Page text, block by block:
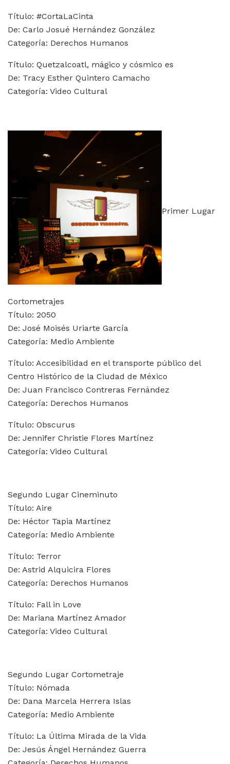
Título: #CortaLaCinta
De: Carlo Josué Hernández González
Categoría: Derechos Humanos
Título: Quetzalcoatl, mágico y cósmico es
De: Tracy Esther Quintero Camacho
Categoría: Video Cultural
Primer Lugar
Cortometrajes
Título: 2050
De: José Moisés Uriarte García
Categoría: Medio Ambiente
Título: Accesibilidad en el transporte público del
Centro Histórico de la Ciudad de México
De: Juan Francisco Contreras Fernández
Categoría: Derechos Humanos
Título: Obscurus
De: Jennifer Christie Flores Martínez
Categoría: Video Cultural
Segundo Lugar Cineminuto
Título: Aire
De: Héctor Tapia Martínez
Categoría: Medio Ambiente
Título: Terror
De: Astrid Alquicira Flores
Categoría: Derechos Humanos
Título: Fall in Love
De: Mariana Martínez Amador
Categoría: Video Cultural
Segundo Lugar Cortometraje
Título: Nómada
De: Dana Marcela Herrera Islas
Categoría: Medio Ambiente
Título: La Última Mirada de la Vida
De: Jesús Ángel Hernández Guerra